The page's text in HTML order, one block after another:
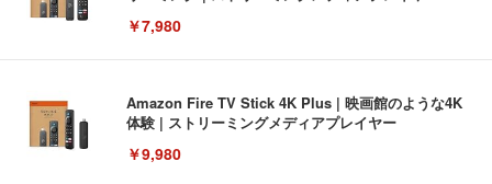
￥7,980
Amazon Fire TV Stick 4K Plus | 映画館のような4K
体験 | ストリーミングメディアプレイヤー
￥9,980